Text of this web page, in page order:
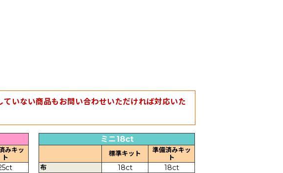
いない商品もお問い合わせいただければ対応いた
みキッ
ト
ミニ18ct
標準キット
準備済みキッ
ト
布
18ct 18ct